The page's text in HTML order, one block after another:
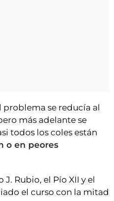
se reducía al
más adelante se
todos los coles están
o en peores
Rubio, el Pío XII y el
el curso con la mitad